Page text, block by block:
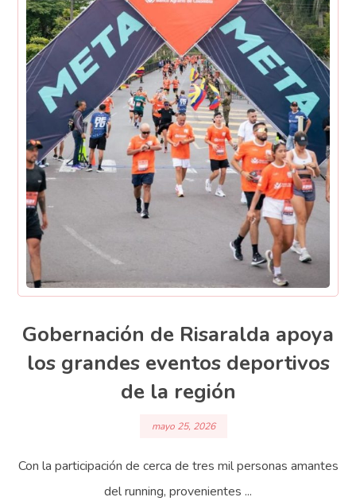
Gobernación de Risaralda apoya
los grandes eventos deportivos
de la región
mayo 25, 2026
Con la participación de cerca de tres mil personas amantes
del running, provenientes ...